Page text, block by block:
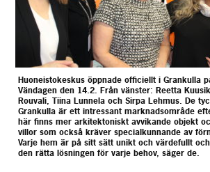
Huoneistokeskus öppnade officiellt i Grankulla
Vändagen den 14.2. Från vänster: Reetta
Rouvali, Tiina Lunnela och Sirpa Lehmus. De
Grankulla är ett intressant marknadsområde
här finns mer arkitektoniskt avvikande objekt
villor som också kräver specialkunnande av
Varje hem är på sitt sätt unikt och värdefullt
den rätta lösningen för varje behov, säger de.